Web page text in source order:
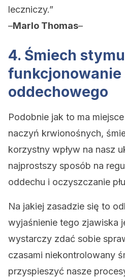
leczniczy.”
–Marlo Thomas–
4. Śmiech
funkcjonowanie
oddechowego
Podobnie jak to ma
naczyń krwionośnych,
korzystny wpływ na nasz
najprostszy sposób na
oddechu i oczyszczanie
Na jakiej zasadzie się to
wyjaśnienie tego zjawiska
wystarczy zdać sobie
czasami niekontrolowany
przyspieszyć nasze